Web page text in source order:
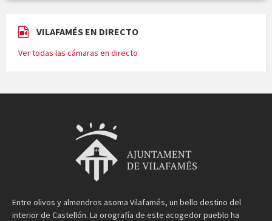
VILAFAMÉS EN DIRECTO
Ver todas las cámaras en directo
Entre olivos y almendros asoma Vilafamés, un bello destino del
interior de Castellón. La orografía de este acogedor pueblo ha